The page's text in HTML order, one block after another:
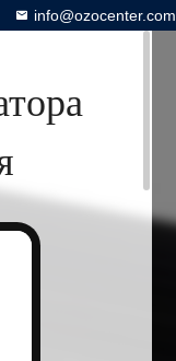
info@ozocenter.com